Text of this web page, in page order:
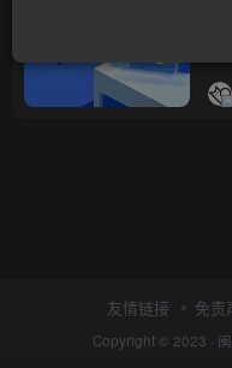
友情链接 免责
Copyright © 2023 ·